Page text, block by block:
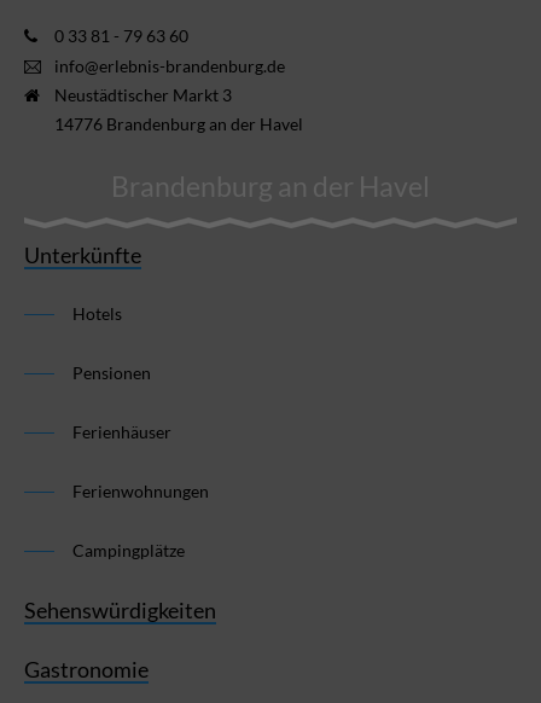
0 33 81 - 79 63 60
info@erlebnis-brandenburg.de
Neustädtischer Markt 3
14776 Brandenburg an der Havel
Brandenburg an der Havel
Unterkünfte
Hotels
Pensionen
Ferienhäuser
Ferienwohnungen
Campingplätze
Sehenswürdigkeiten
Gastronomie